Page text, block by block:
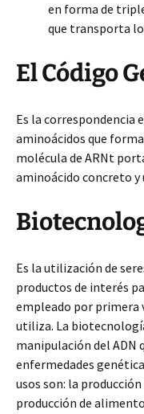
en forma de
que transporta
El Código
Es la correspondencia
aminoácidos que
molécula de ARNt
aminoácido concreto y
Es la utilización de
productos de interés
empleado por primera
utiliza. La
manipulación del
enfermedades
usos son: la
producción de